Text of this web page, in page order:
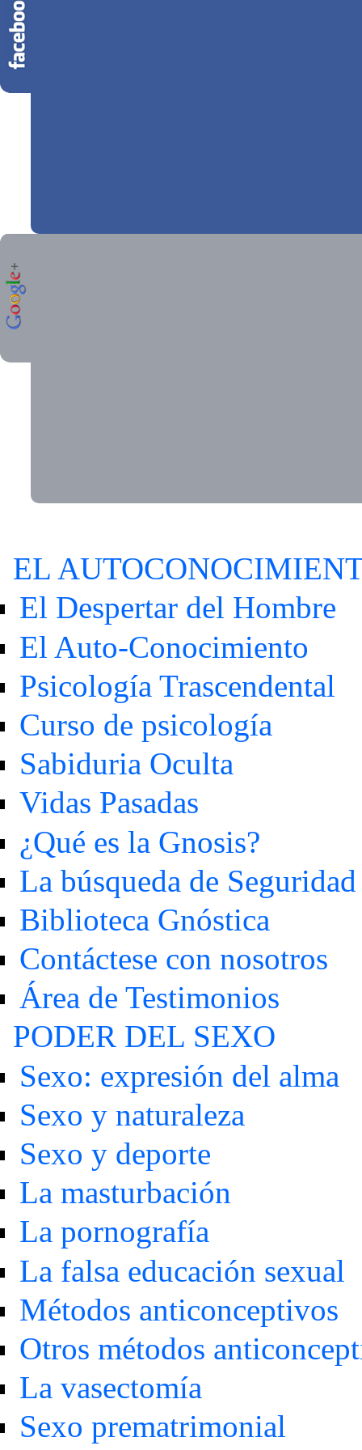
EL
El Despertar del Hombre
El Auto-Conocimiento
Psicología Trascendental
Curso de psicología
Sabiduria Oculta
Vidas Pasadas
¿Qué es la Gnosis?
La búsqueda de Seguridad
Biblioteca Gnóstica
Contáctese con nosotros
Área de Testimonios
PODER DEL SEXO
Sexo: expresión del alma
Sexo y naturaleza
Sexo y deporte
La masturbación
La pornografía
La falsa educación sexual
Métodos anticonceptivos
Otros métodos
La vasectomía
Sexo prematrimonial